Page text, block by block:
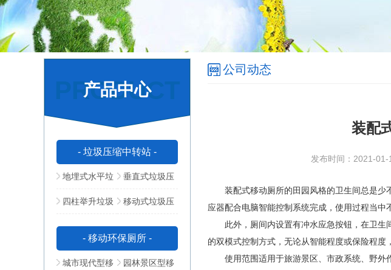
PRODUCT
产品中心
- 垃圾压缩中转站 -
地埋式水平垃
圾压缩站
垂直式垃圾压
缩中转站
四柱举升垃圾
压缩站
移动式垃圾压
缩站
- 移动环保厕所 -
城市现代型移 园林景区型移
公司动态
装配
发布时间：2021-
装配式移动厕所的田园风格的卫生间总是少
应器配合电脑智能控制系统完成，使用过程当中
此外，厕间内设置有冲水应急按钮，在卫生
的双模式控制方式，无论从智能程度或保险程度
使用范围适用于旅游景区、市政系统、野外